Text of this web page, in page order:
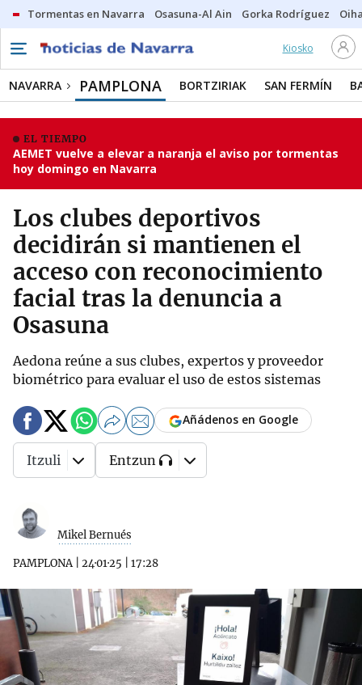
Tormentas en Navarra Osasuna-Al Ain Gorka Rodríguez
Kiosko
NAVARRA PAMPLONA BORTZIRIAK SAN FERMÍN
EL TIEMPO
AEMET vuelve a elevar a naranja el aviso por tormentas
hoy domingo en Navarra
Los clubes deportivos
decidirán si mantienen el
acceso con reconocimiento
facial tras la denuncia a
Osasuna
Aedona reúne a sus clubes, expertos y proveedor
biométrico para evaluar el uso de estos sistemas
Mikel Bernués
PAMPLONA| 24·01·25 17:28
Añádenos en Google
Itzuli Entzun